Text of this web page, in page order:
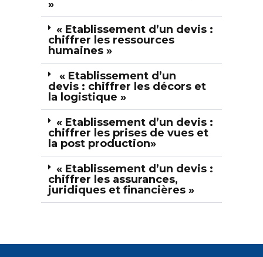
»
« Etablissement d’un devis :
chiffrer les ressources
humaines »
« Etablissement d’un
devis : chiffrer les décors et
la logistique »
« Etablissement d’un devis :
chiffrer les prises de vues et
la post production»
« Etablissement d’un devis :
chiffrer les assurances,
juridiques et financières »